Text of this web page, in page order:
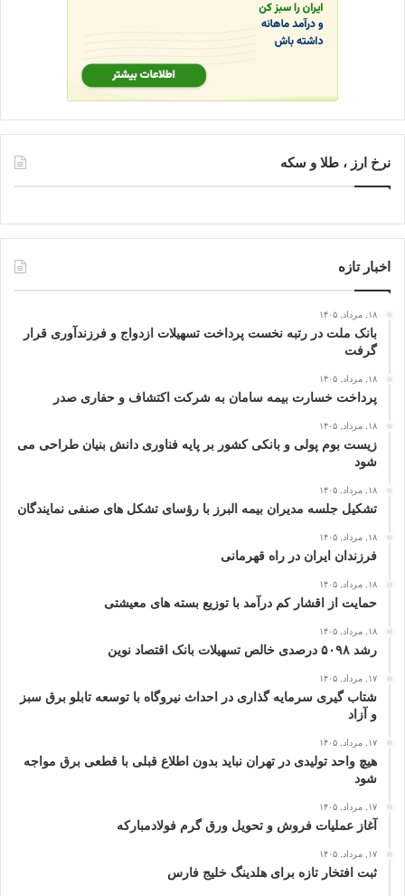
نرخ ارز ، طلا و سکه
اخبار تازه
۱۸, مرداد, ۱۴۰۵
بانک ملت در رتبه نخست پرداخت تسهیلات ازدواج و فرزندآوری قرار
گرفت
۱۸, مرداد, ۱۴۰۵
پرداخت خسارت بیمه سامان به شرکت اکتشاف و حفاری صدر
۱۸, مرداد, ۱۴۰۵
زیست بوم پولی و بانکی کشور بر پایه فناوری دانش بنیان طراحی می
شود
۱۸, مرداد, ۱۴۰۵
تشکیل جلسه مدیران بیمه البرز با رؤسای تشکل های صنفی نمایندگان
۱۸, مرداد, ۱۴۰۵
فرزندان ایران در راه قهرمانی
۱۸, مرداد, ۱۴۰۵
حمایت از اقشار کم‌ درآمد با توزیع بسته‌ های معیشتی
۱۸, مرداد, ۱۴۰۵
رشد ۵۰۹۸ درصدی خالص تسهیلات بانک اقتصاد نوین
۱۷, مرداد, ۱۴۰۵
شتاب گیری سرمایه گذاری در احداث نیروگاه با توسعه تابلو برق سبز
و آزاد
۱۷, مرداد, ۱۴۰۵
هیچ واحد تولیدی در تهران نباید بدون اطلاع قبلی با قطعی برق مواجه
شود
۱۷, مرداد, ۱۴۰۵
آغاز عملیات فروش و تحویل ورق گرم فولادمبارکه
۱۷, مرداد, ۱۴۰۵
ثبت افتخار تازه برای هلدینگ خلیج‌ فارس